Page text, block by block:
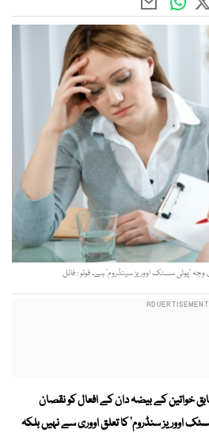
’پولی سسٹک اووریز سینڈروم‘ ہے۔ فوٹو : فائل
خواتین کے بیضہ دان کے افعال کو نقصان
اووریز سنڈروم' کا تعلق اووری سے نہیں بلکہ